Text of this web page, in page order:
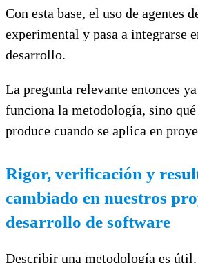
Con esta base, el uso de agentes
experimental y pasa a integrarse
desarrollo.
La pregunta relevante entonces
funciona la metodología, sino qué
produce cuando se aplica en
Rigor, verificación y
cambiado en nuestros
desarrollo de software
Describir una metodología es